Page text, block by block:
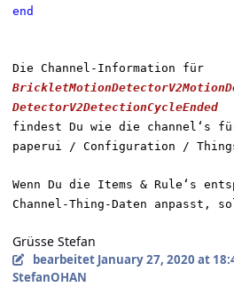
end
Die Channel-Information für
DetectorV2DetectionCycleEnded
findest Du wie die channel‘s
paperui / Configuration /
Wenn Du die Items & Rule‘s
Channel-Thing-Daten anpasst,
Grüsse Stefan
bearbeitet January 27, 2020 at
StefanOHAN